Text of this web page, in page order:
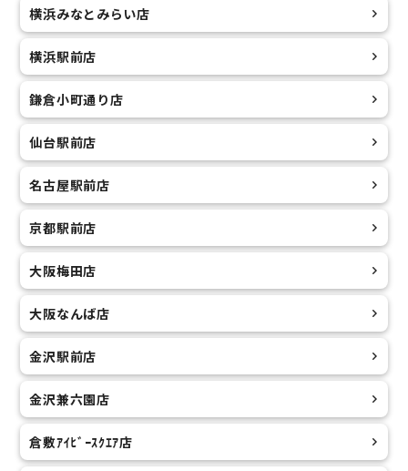
横浜みなとみらい店
横浜駅前店
鎌倉小町通り店
仙台駅前店
名古屋駅前店
京都駅前店
大阪梅田店
大阪なんば店
金沢駅前店
金沢兼六園店
倉敷ｱｲﾋﾞｰｽｸｴｱ店